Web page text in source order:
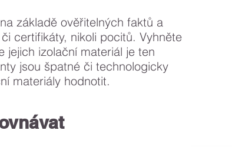
základě ověřitelných faktů a
certifikáty, nikoli pocitů. Vyhněte
jejich izolační materiál je ten
jsou špatné či technologicky
materiály hodnotit.